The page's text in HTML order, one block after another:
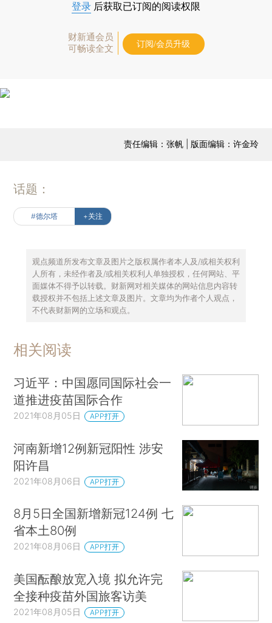
登录 后获取已订阅的阅读权限
财新通会员
可畅读全文
订阅/会员升级
责任编辑：张帆 | 版面编辑：许金玲
话题：
#德尔塔 +关注
观点频道所发布文章及图片之版权属作者本人及/或相关权利
人所有，未经作者及/或相关权利人单独授权，任何网站、平
面媒体不得予以转载。财新网对相关媒体的网站信息内容转
载授权并不包括上述文章及图片。文章均为作者个人观点，
不代表财新网的立场和观点。
相关阅读
习近平：中国愿同国际社会一
道推进疫苗国际合作
2021年08月05日 APP打开
河南新增12例新冠阳性 涉安
阳许昌
2021年08月06日 APP打开
8月5日全国新增新冠124例 七
省本土80例
2021年08月06日 APP打开
美国酝酿放宽入境 拟允许完
全接种疫苗外国旅客访美
2021年08月05日 APP打开